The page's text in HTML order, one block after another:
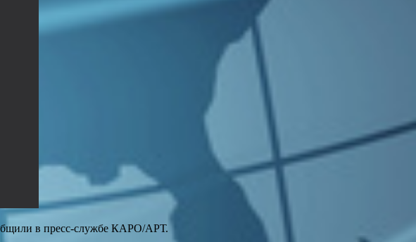
в пресс-службе КАРО/АРТ.